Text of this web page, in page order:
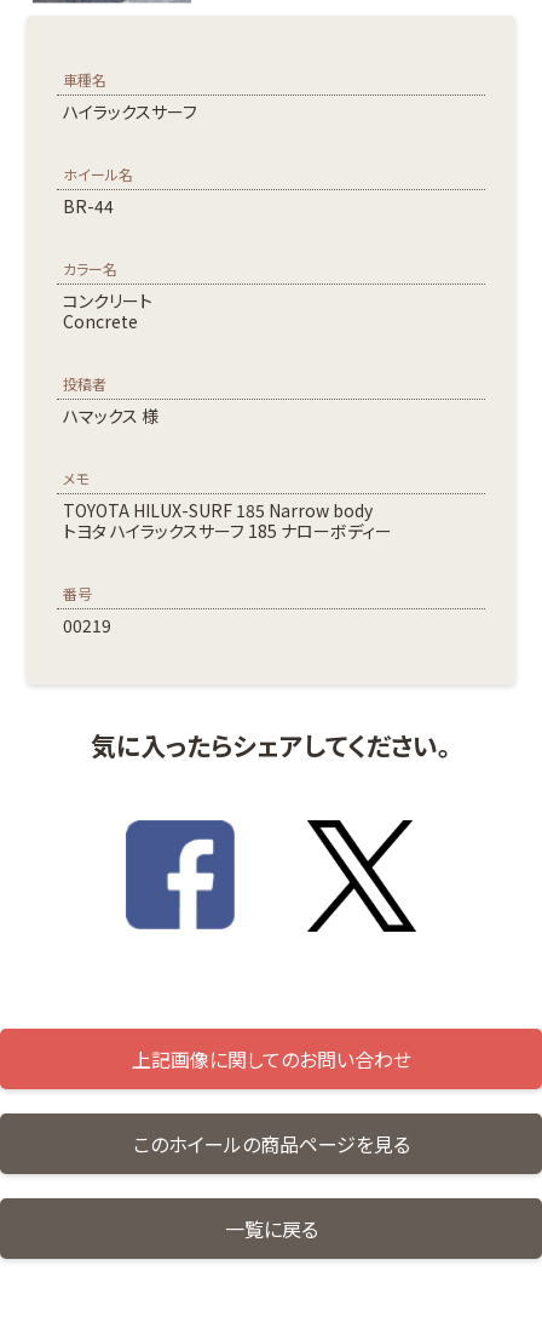
車種名
ハイラックスサーフ
ホイール名
BR-44
カラー名
コンクリート
Concrete
投稿者
ハマックス 様
メモ
TOYOTA HILUX-SURF 185 Narrow body
トヨタ ハイラックスサーフ 185 ナローボディー
番号
00219
気に入ったらシェアしてください。
上記画像に関してのお問い合わせ
このホイールの商品ページを見る
一覧に戻る